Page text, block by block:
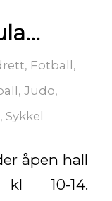
, Fotball ,
,Judo,
, Sykkel
åpen hall
10-14.